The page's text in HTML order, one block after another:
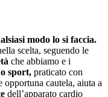
modo lo si faccia.
scelta, seguendo le
che abbiamo e i
sport, praticato con
opportuna cautela, aiuta a
dell’apparato cardio